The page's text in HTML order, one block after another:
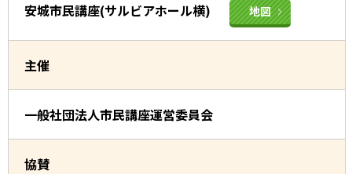
安城市民講座(サルビアホール横) 地図
主催
一般社団法人市民講座運営委員会
協賛